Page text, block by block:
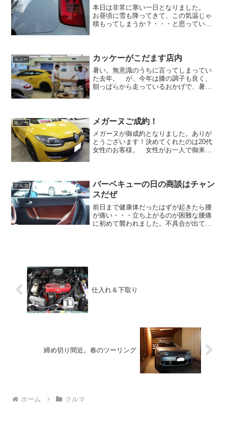
本日は非常に寒い一日となりました。
お昼頃に雪も降ってきて、この気温じゃ
積もってしまうか？・・・と思っていた
な思いが通じたのか、多く...
ルノー カッケーがこだます店内
暑い。無意識のうちに言ってしまってい
た去年。 が、今年は膝の調子も良く、
朝っぱらから走っているおかげで、暑さ
ぱなしだと疲れます。 皆...
ルノー メガーヌご成約！
メガーヌが御成約となりました。ありが
とうございます！決めてくれたのは20代
女性のお客様。 女性がお一人で御来店
ますから、女性がお...
クルマ
バーベキューの日の商談はチャン
スだぜ
前日まで健康体だったはずが起きたら腰
が痛い・・・立ち上がるのが困難な腰痛
に初めて襲われました。不具合が出てつ
仕入れ＆下取り
締め切り間近。春のツーリング
ホーム クルマ